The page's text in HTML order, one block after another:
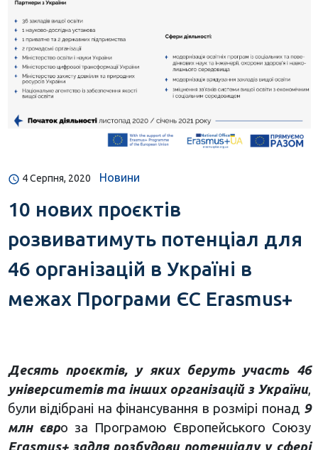
4 Серпня, 2020 Новини
10 нових проєктів
розвиватимуть потенціал для
46 організацій в Україні в
межах Програми ЄС Erasmus+
Десять проєктів, у яких беруть участь 46
університетів та інших організацій з України,
були відібрані на фінансування в розмірі понад 9
млн євро за Програмою Європейського Союзу
Erasmus+ задля розбудови потенціалу у сфері